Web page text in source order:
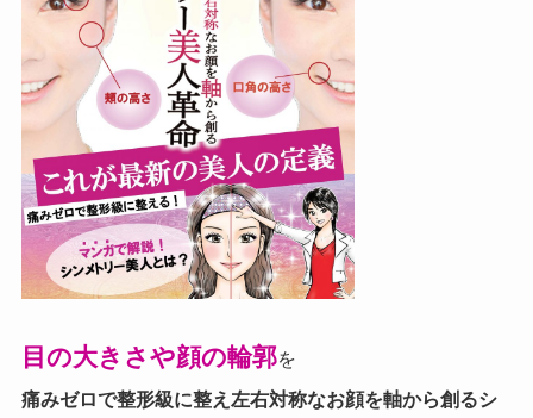
目の大きさや顔の輪郭を
痛みゼロで整形級に整え左右対称なお顔を軸から創るシ